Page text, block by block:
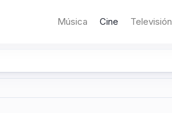
Música Cine Televisión